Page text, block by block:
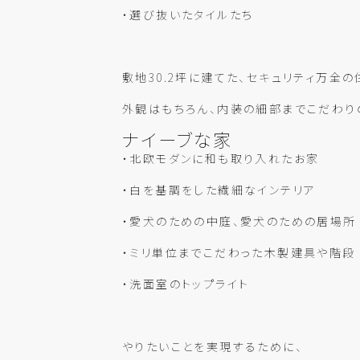
・選び抜いたタイルたち
敷地30.2坪に建てた、セキュリティ万全の
外観はもちろん、内装の細部までこだわり
ナイーブな家
・北欧モダンに和も取り入れたお家
・白を基調をした繊細なインテリア
・愛犬のための中庭、愛犬のための居場所
・ミリ単位までこだわった木製建具や階段
・洗面室のトップライト
やりたいことを実現するために、